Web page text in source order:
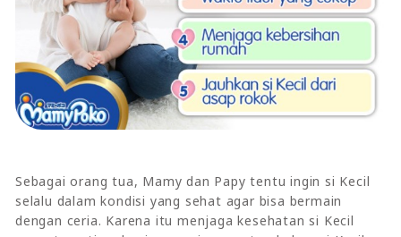
Sebagai orang tua, Mamy dan Papy tentu ingin si Kecil
selalu dalam kondisi yang sehat agar bisa bermain
dengan ceria. Karena itu menjaga kesehatan si Kecil